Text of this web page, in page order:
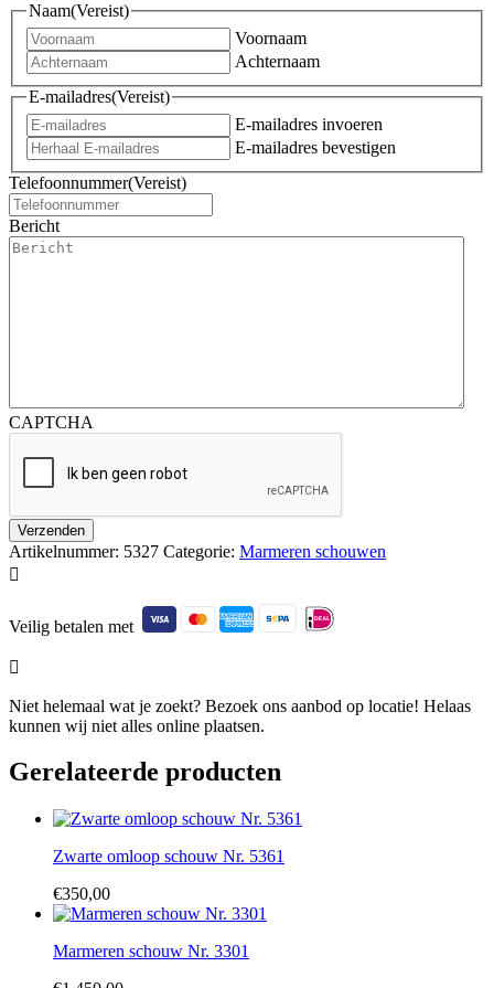
Naam(Vereist)
Voornaam
Achternaam
E-mailadres(Vereist)
E-mailadres invoeren
E-mailadres bevestigen
Telefoonnummer(Vereist)
Bericht
CAPTCHA
Artikelnummer: 5327 Categorie: Marmeren schouwen

Veilig betalen met

Niet helemaal wat je zoekt? Bezoek ons aanbod op locatie! Helaas
kunnen wij niet alles online plaatsen.
Gerelateerde producten
Zwarte omloop schouw Nr. 5361
€350,00
Marmeren schouw Nr. 3301